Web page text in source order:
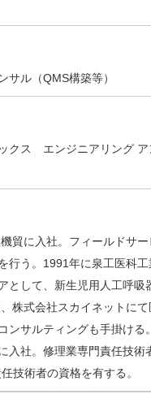
サル（QMS構築等）
クス エンジニアリング ア
貿に入社。フィールドサ
行う。1991年に泉工医科工
として、新生児用人工呼吸
株式会社スカイネットに
ンサルティングも手掛ける
入社。修理業専門責任技術
技術者の資格を有する。